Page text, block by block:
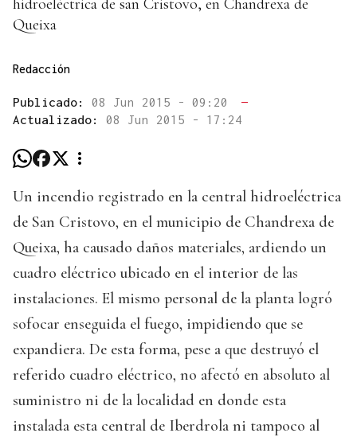
hidroeléctrica de san Cristovo, en Chandrexa de
Queixa
Redacción
Publicado: 08 Jun 2015 - 09:20
—
Actualizado: 08 Jun 2015 - 17:24
Un incendio registrado en la central hidroeléctrica
de San Cristovo, en el municipio de Chandrexa de
Queixa, ha causado daños materiales, ardiendo un
cuadro eléctrico ubicado en el interior de las
instalaciones. El mismo personal de la planta logró
sofocar enseguida el fuego, impidiendo que se
expandiera. De esta forma, pese a que destruyó el
referido cuadro eléctrico, no afectó en absoluto al
suministro ni de la localidad en donde esta
instalada esta central de Iberdrola ni tampoco al